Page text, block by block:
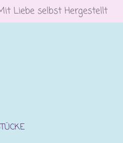
Liebe selbst Hergestellt